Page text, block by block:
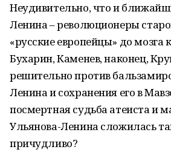
Неудивительно, что и
Ленина – революционеры
«русские европейцы» до мозга
Бухарин, Каменев, наконец,
решительно против
Ленина и сохранения его в
посмертная судьба атеиста и
Ульянова-Ленина сложилась
причудливо?